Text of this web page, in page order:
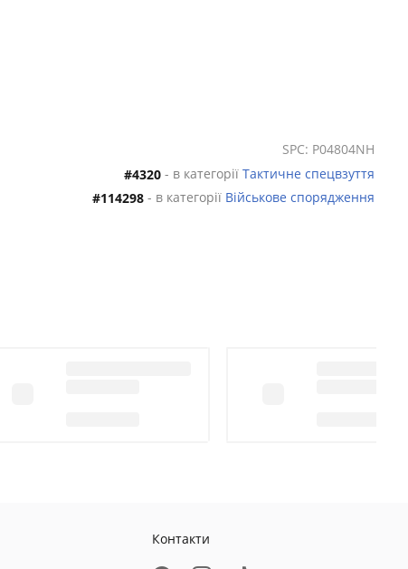
SPC: P04804NH
#4320 - в категорії Тактичне спецвзуття
#114298 - в категорії Військове спорядження
Контакти